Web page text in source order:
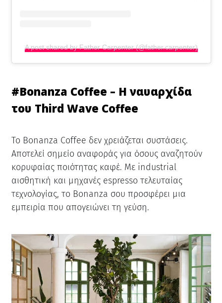
A post shared by Father Carpenter (@father.carpenter)
#Bonanza Coffee – Η ναυαρχίδα
του Third Wave Coffee
Το Bonanza Coffee δεν χρειάζεται συστάσεις.
Αποτελεί σημείο αναφοράς για όσους αναζητούν
κορυφαίας ποιότητας καφέ. Με industrial
αισθητική και μηχανές espresso τελευταίας
τεχνολογίας, το Bonanza σου προσφέρει μια
εμπειρία που απογειώνει τη γεύση.